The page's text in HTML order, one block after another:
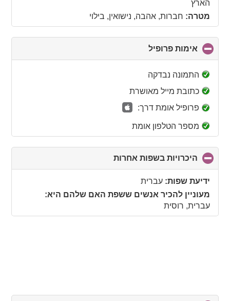
הארץ
מטרה: חברות, אהבה, נישואין, בילוי
אימות פרופיל
to
התמונה נבדקה
כתובת מייל מאושרת
פרופיל אומת דרך:
מספר הטלפון אומת
היכרויות בשפות אחרות
to
ידיעת שפות: עברית
מעוניין להכיר אנשים ששפת האם שלהם היא:
עברית, רוסית